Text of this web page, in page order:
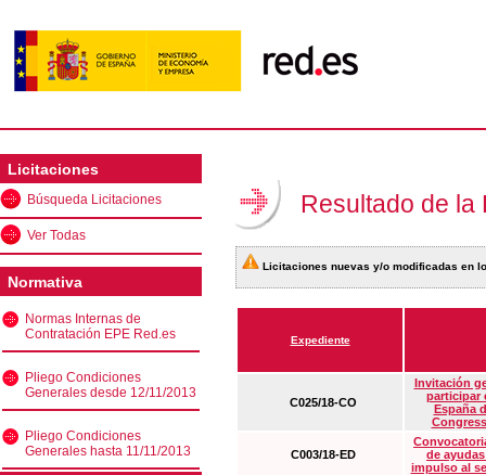
Licitaciones
Búsqueda Licitaciones
Ver Todas
Normativa
Normas Internas de
Contratación EPE Red.es
Pliego Condiciones
Generales desde 12/11/2013
Pliego Condiciones
Generales hasta 11/11/2013
Resultado de la
Licitaciones nuevas y/o modificadas en
Expediente
C025/18-CO
Invitación
participar
España
C003/18-ED
de
impulso al